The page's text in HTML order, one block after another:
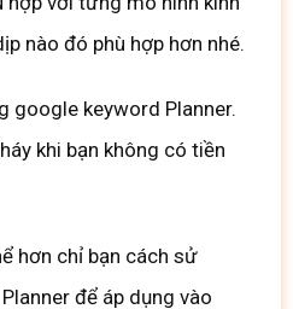
nào đó phù hợp hơn nhé.
google keyword Planner.
khi bạn không có tiền
hơn chỉ bạn cách sử
để áp dụng vào